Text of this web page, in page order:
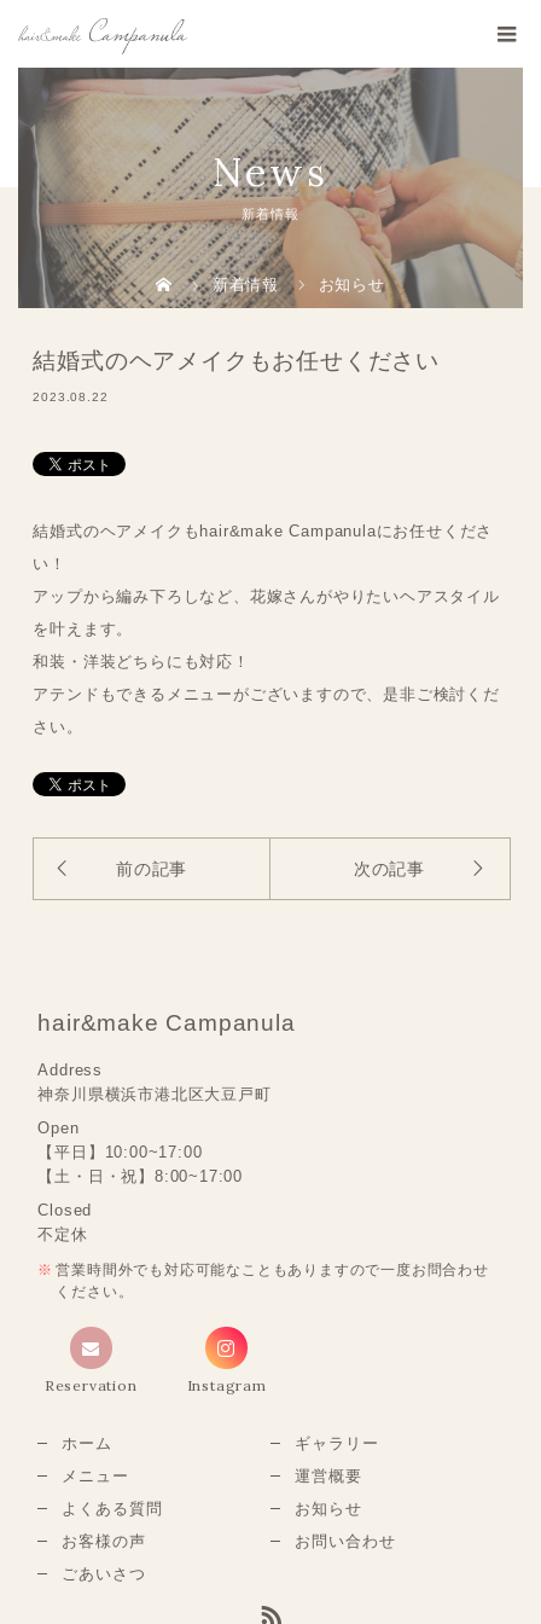
News
新着情報
新着情報 お知らせ
結婚式のヘアメイクもお任せください
2023.08.22
結婚式のヘアメイクもhair&make Campanulaにお任せくださ
い！
アップから編み下ろしなど、花嫁さんがやりたいヘアスタイル
を叶えます。
和装・洋装どちらにも対応！
アテンドもできるメニューがございますので、是非ご検討くだ
さい。
前の記事 次の記事
hair&make Campanula
Address
神奈川県横浜市港北区大豆戸町
Open
【平日】10:00~17:00
【土・日・祝】8:00~17:00
Closed
不定休
営業時間外でも対応可能なこともありますので一度お問合わせ
ください。
Reservation Instagram
ホーム
メニュー
よくある質問
お客様の声
ごあいさつ
ギャラリー
運営概要
お知らせ
お問い合わせ